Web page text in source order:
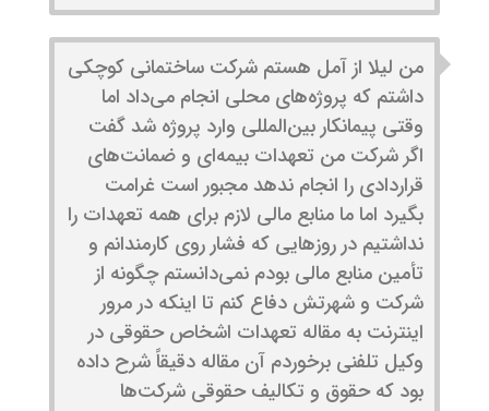
من لیلا از آمل هستم شرکت ساختمانی کوچکی
داشتم که پروژه‌های محلی انجام می‌داد اما
وقتی پیمانکار بین‌المللی وارد پروژه شد گفت
اگر شرکت من تعهدات بیمه‌ای و ضمانت‌های
قراردادی را انجام ندهد مجبور است غرامت
بگیرد اما ما منابع مالی لازم برای همه تعهدات را
نداشتیم در روزهایی که فشار روی کارمندانم و
تأمین منابع مالی بودم نمی‌دانستم چگونه از
شرکت و شهرتش دفاع کنم تا اینکه در مرور
اینترنت به مقاله تعهدات اشخاص حقوقی در
وکیل تلفنی برخوردم آن مقاله دقیقاً شرح داده
بود که حقوق و تکالیف حقوقی شرکت‌ها